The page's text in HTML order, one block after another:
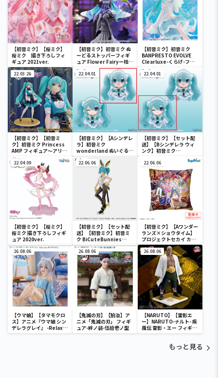
【初音ミク】【桜ミク】
桜ミク 描き下ろしフィ
ギュア 2021ver.
【初音ミク】初音ミク ぬ
ーどるストッパーフィギ
ュア Flower Fairyー桔梗
ー
【初音ミク】初音ミク
BANPRESTO EVOLVE
Clearluxe-くらげ-フィ
ギュア
22.03.26
【初音ミク】【初音ミ
ク】初音ミク Princess
AMP フィギュア～アリス
ver.～
22.04.01
【初音ミク】【Aシンデレ
ラ】初音ミク
wonderland ぬいぐるみ
22.04.01
【初音ミク】【セット配
送】【Bシンデレラ ウィ
ンク】初音ミク
wonderland ぬいぐるみ
vol.4
22.04.09
【初音ミク】【桜ミク】
桜ミク 描き下ろしフィギ
ュア 2020ver.
22.06.06
【初音ミク】【セット配
送】【初音ミク】初音ミ
ク BiCuteBunnies
Figure－ストリートver.
－
22.06.06
【初音ミク】【Aワンダー
ランズ×ショウタイム】
プロジェクトセカイ カラ
フルステージ！ feat. 初
音ミク クッションVol.2
26.08.06
【ウマ娘】【タマモクロ
ス】アニメ『ウマ娘 シン
デレラグレイ』 -Relax
time-タマモクロス
26.08.06
【鬼滅の刃】【狛治】ア
ニメ「鬼滅の刃」 フィギ
ュア-絆ノ装-伍拾壱ノ型
26.08.06
【NARUTO】【雷影エ
ー】NARUTO-ナルト- 疾
風伝 雷影・エー フィギュ
ア～五影集結…!!～
もっと見る